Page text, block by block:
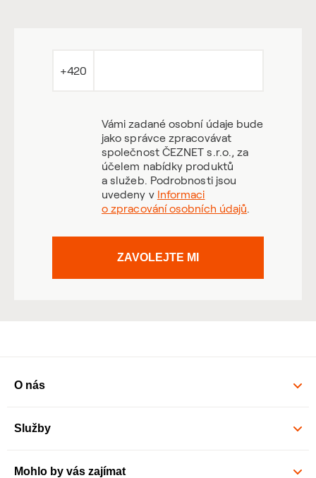
+420
Vámi zadané osobní údaje bude
jako správce zpracovávat
společnost ČEZNET s.r.o., za
účelem nabídky produktů
a služeb. Podrobnosti jsou
uvedeny v Informaci
o zpracování osobních údajů.
ZAVOLEJTE MI
O nás
Služby
Mohlo by vás zajímat